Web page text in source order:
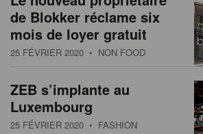
de Blokker réclame six
mois de loyer gratuit
25 FÉVRIER 2020 • NON FOOD
ZEB s’implante au
Luxembourg
25 FÉVRIER 2020 • FASHION